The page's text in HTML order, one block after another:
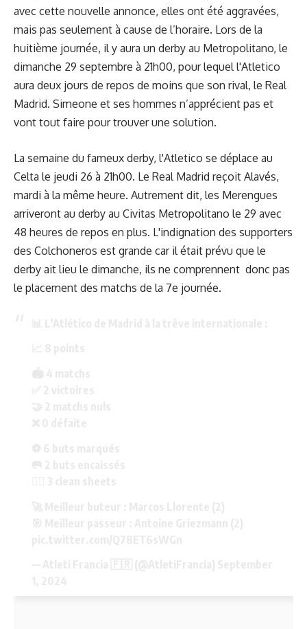
avec cette nouvelle annonce, elles ont été aggravées,
mais pas seulement à cause de l’horaire. Lors de la
huitième journée, il y aura un derby au Metropolitano, le
dimanche 29 septembre à 21h00, pour lequel l'Atletico
aura deux jours de repos de moins que son rival, le Real
Madrid. Simeone et ses hommes n’apprécient pas et
vont tout faire pour trouver une solution.
La semaine du fameux derby, l'Atletico se déplace au
Celta le jeudi 26 à 21h00. Le Real Madrid reçoit Alavés,
mardi à la même heure. Autrement dit, les Merengues
arriveront au derby au Civitas Metropolitano le 29 avec
48 heures de repos en plus. L'indignation des supporters
des Colchoneros est grande car il était prévu que le
derby ait lieu le dimanche, ils ne comprennent donc pas
le placement des matchs de la 7e journée.